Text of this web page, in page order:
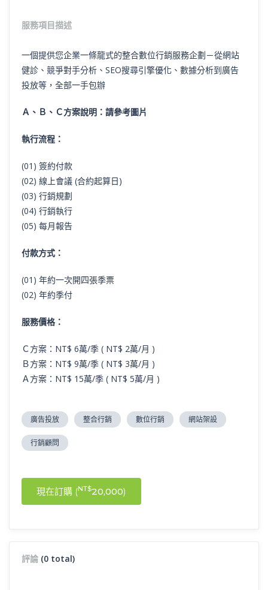
服務項目描述
一個提供您企業一條龍式的整合數位行銷服務企劃－從網站
健診、競爭對手分析、SEO搜尋引擎優化、數據分析到廣告
投放等，全部一手包辦
Ａ、Ｂ、Ｃ方案說明：請參考圖片
執行流程：
(01) 簽約付款
(02) 線上會議 (合約起算日)
(03) 行銷規劃
(04) 行銷執行
(05) 每月報告
付款方式：
(01) 年約一次開四張季票
(02) 年約季付
服務價格：
Ｃ方案：NT$ 6萬/季 ( NT$ 2萬/月 )
Ｂ方案：NT$ 9萬/季 ( NT$ 3萬/月 )
Ａ方案：NT$ 15萬/季 ( NT$ 5萬/月 )
廣告投放 整合行銷 數位行銷 網站架設
行銷顧問
現在訂購 (NT$20,000)
評論 (0 total)